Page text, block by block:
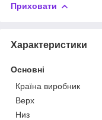
Приховати
Характеристики
Основні
Країна виробник
Верх
Низ